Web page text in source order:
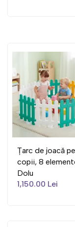
Țarc de joacă
copii, 8
Dolu
1,150.00 Lei